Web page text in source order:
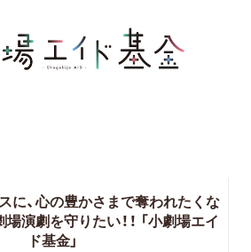
に、心の豊かさまで奪われたくな
演劇を守りたい！！ 「小劇場エイ
ド基金」